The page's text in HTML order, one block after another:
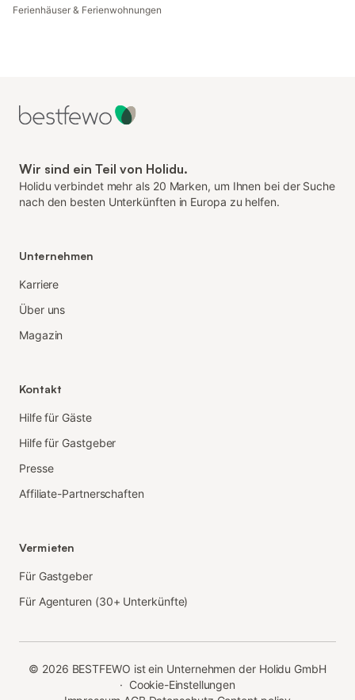
Ferienhäuser & Ferienwohnungen
Wir sind ein Teil von Holidu.
Holidu verbindet mehr als 20 Marken, um Ihnen bei der Suche
nach den besten Unterkünften in Europa zu helfen.
Unternehmen
Karriere
Über uns
Magazin
Kontakt
Hilfe für Gäste
Hilfe für Gastgeber
Presse
Affiliate-Partnerschaften
Vermieten
Für Gastgeber
Für Agenturen (30+ Unterkünfte)
© 2026 BESTFEWO ist ein Unternehmen der Holidu GmbH
· Cookie-Einstellungen